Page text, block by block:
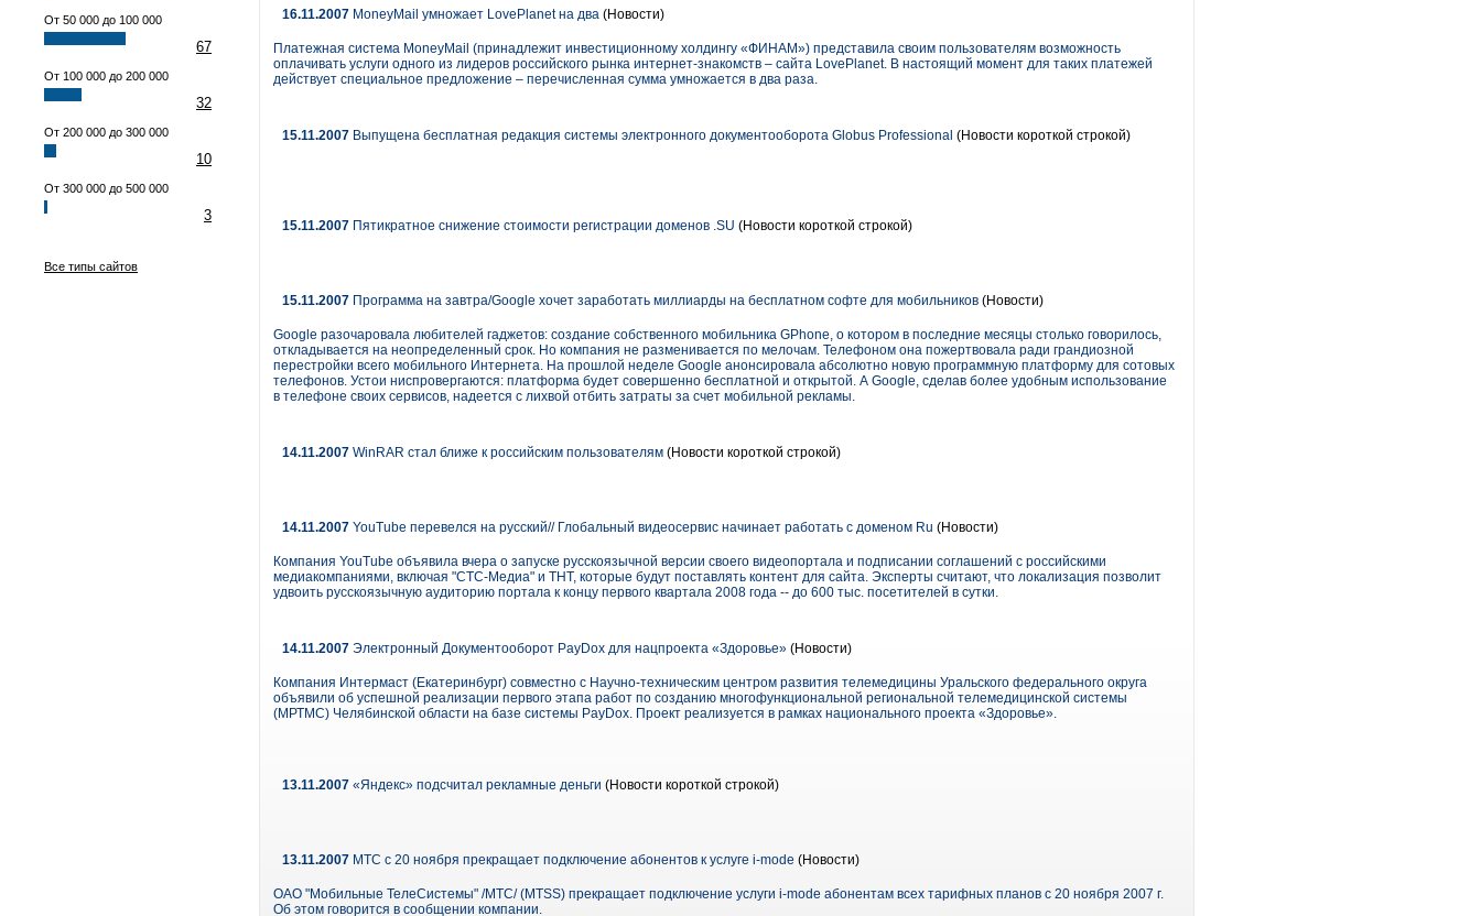
От 50 000 до 100 000
67
От 100 000 до 200 000
32
От 200 000 до 300 000
10
От 300 000 до 500 000
3
Все типы сайтов
16.11.2007 MoneyMail умножает LovePlanet на два (Новости)
Платежная система MoneyMail (принадлежит инвестиционному холдингу «ФИНАМ») представила своим пользователям возможность
оплачивать услуги одного из лидеров российского рынка интернет-знакомств – сайта LovePlanet. В настоящий момент для таких платежей
действует специальное предложение – перечисленная сумма умножается в два раза.
15.11.2007 Выпущена бесплатная редакция системы электронного документооборота Globus Professional (Новости короткой строкой)
15.11.2007 Пятикратное снижение стоимости регистрации доменов .SU (Новости короткой строкой)
15.11.2007 Программа на завтра/Google хочет заработать миллиарды на бесплатном софте для мобильников (Новости)
Google разочаровала любителей гаджетов: создание собственного мобильника GPhone, о котором в последние месяцы столько говорилось,
откладывается на неопределенный срок. Но компания не разменивается по мелочам. Телефоном она пожертвовала ради грандиозной
перестройки всего мобильного Интернета. На прошлой неделе Google анонсировала абсолютно новую программную платформу для сотовых
телефонов. Устои ниспровергаются: платформа будет совершенно бесплатной и открытой. А Google, сделав более удобным использование
в телефоне своих сервисов, надеется с лихвой отбить затраты за счет мобильной рекламы.
14.11.2007 WinRAR стал ближе к российским пользователям (Новости короткой строкой)
14.11.2007 YouTube перевелся на русский// Глобальный видеосервис начинает работать с доменом Ru (Новости)
Компания YouTube объявила вчера о запуске русскоязычной версии своего видеопортала и подписании соглашений с российскими
медиакомпаниями, включая "СТС-Медиа" и ТНТ, которые будут поставлять контент для сайта. Эксперты считают, что локализация позволит
удвоить русскоязычную аудиторию портала к концу первого квартала 2008 года -- до 600 тыс. посетителей в сутки.
14.11.2007 Электронный Документооборот PayDox для нацпроекта «Здоровье» (Новости)
Компания Интермаст (Екатеринбург) совместно с Научно-техническим центром развития телемедицины Уральского федерального округа
объявили об успешной реализации первого этапа работ по созданию многофункциональной региональной телемедицинской системы
(МРТМС) Челябинской области на базе системы PayDox. Проект реализуется в рамках национального проекта «Здоровье».
13.11.2007 «Яндекс» подсчитал рекламные деньги (Новости короткой строкой)
13.11.2007 МТС с 20 ноября прекращает подключение абонентов к услуге i-mode (Новости)
ОАО "Мобильные ТелеСистемы" /МТС/ (MTSS) прекращает подключение услуги i-mode абонентам всех тарифных планов с 20 ноября 2007 г.
Об этом говорится в сообщении компании.